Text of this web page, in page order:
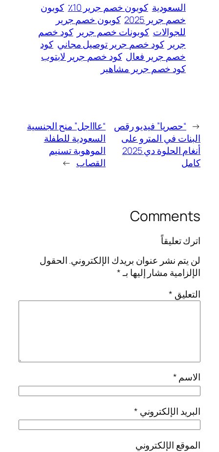
السعودية كوبون خصم جرير 10٪
كوبون
خصم جرير 2025
كوبون خصم جرير
للجوالات كوبونات خصم جرير كود خصم
جرير كود خصم جرير توصيل مجاني كود
خصم جرير فعال كود خصم جرير لابتوب
كود خصم جرير مشاهير
← “حصريا” فيديو رقص
البنات في المترو على
أنغام الحلوة دي 2025
كامل
“عاااجل” منح الجنسية
السعودية للطفلة
الموهوبة تسنيم
القصاب →
Comments
اترك تعليقاً
لن يتم نشر عنوان بريدك الإلكتروني.الحقول
الإلزامية مشار إليها بـ*
التعليق *
الاسم*
البريد الإلكتروني *
الموقع الإلكتروني